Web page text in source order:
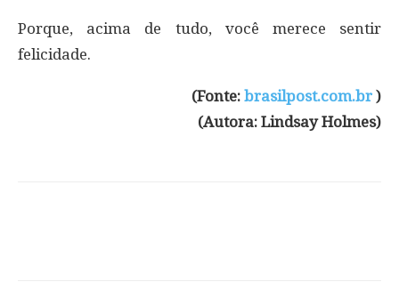
Porque, acima de tudo, você merece sentir
felicidade.
(Fonte: brasilpost.com.br )
(Autora: Lindsay Holmes)